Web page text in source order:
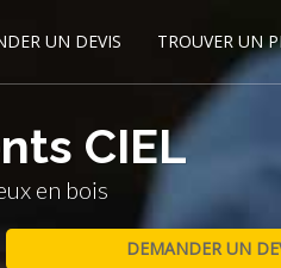
UN DEVIS TROUVER UN
CIEL
en bois